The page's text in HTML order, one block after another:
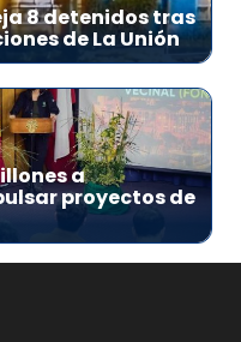
8 detenidos tras
de La Unión
a
proyectos de